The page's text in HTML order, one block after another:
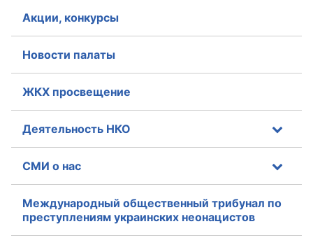
Акции, конкурсы
Новости палаты
ЖКХ просвещение
Деятельность НКО
СМИ о нас
Международный общественный трибунал по
преступлениям украинских неонацистов